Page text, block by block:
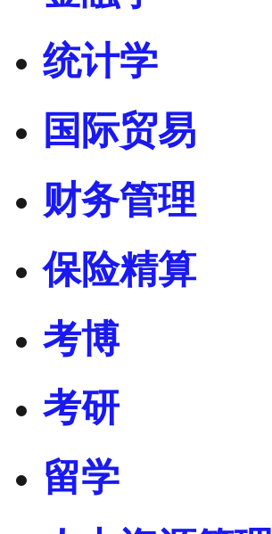
统计学
国际贸易
财务管理
保险精算
考博
考研
留学